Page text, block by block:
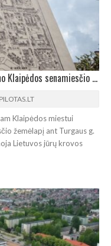
VIZUALUS ATMINTIES ŽENKLAS: Atnaujino Klaipėdos senamiesčio žemėlapio pano
PILOTAS.LT
Klaipėdos miestui
žemėlapį ant Turgaus g.
Lietuvos jūrų krovos